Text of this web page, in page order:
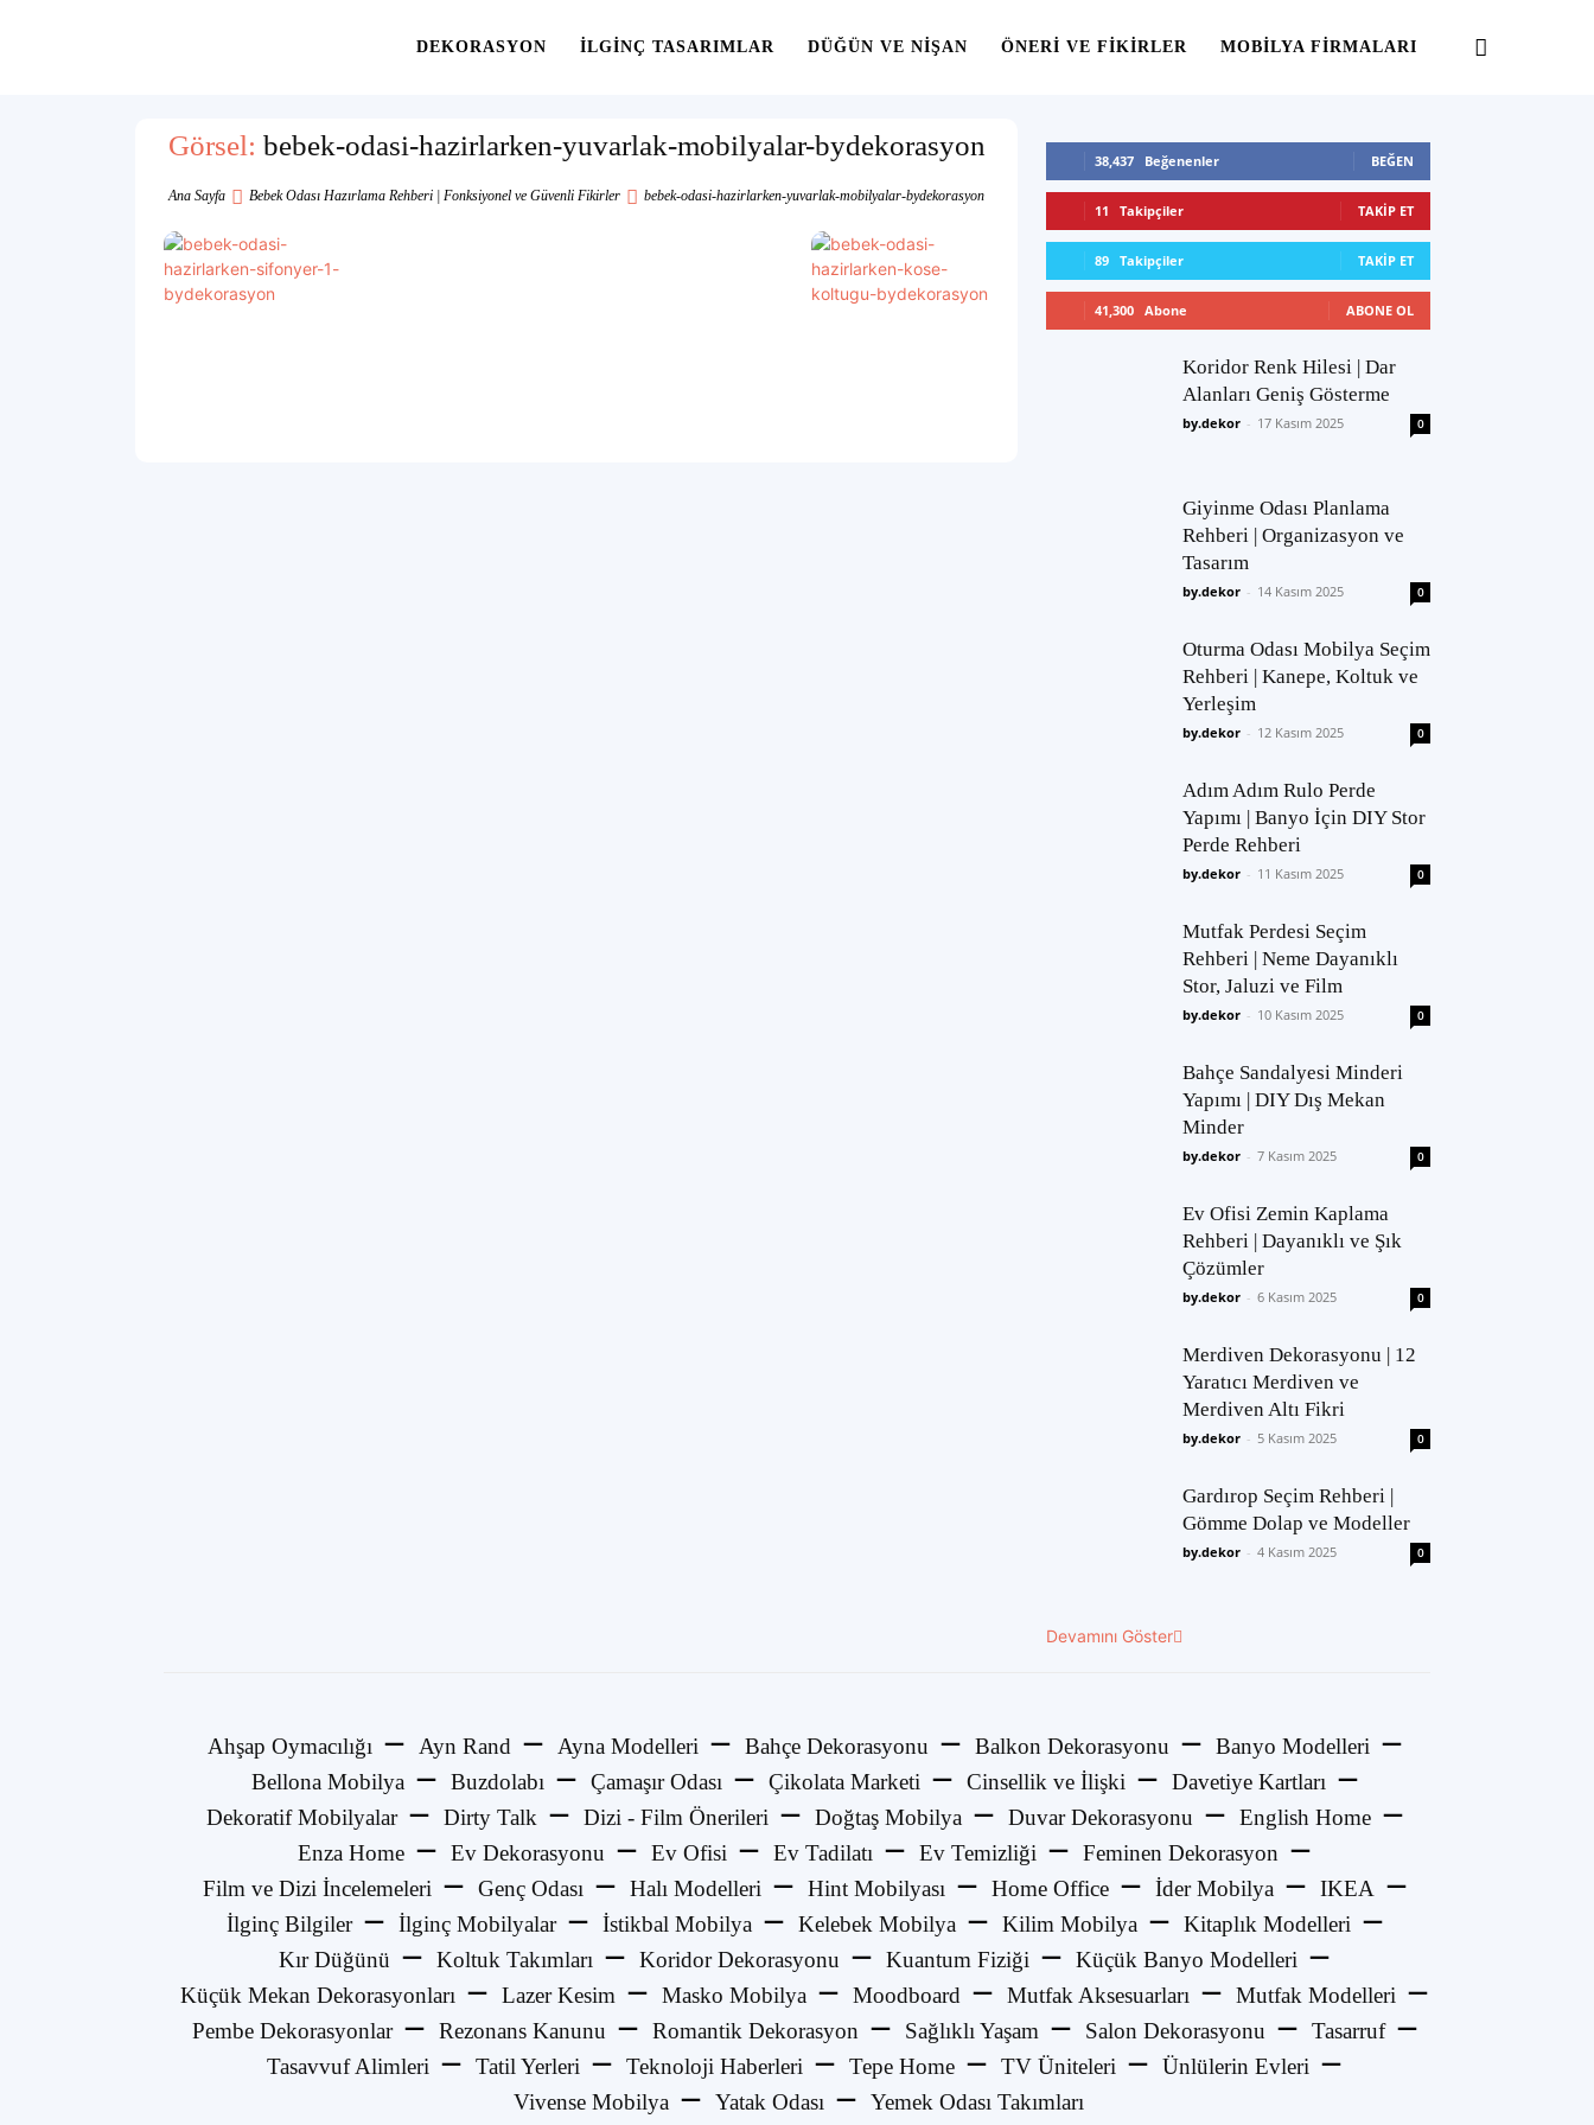
DEKORASYON İLGINÇ TASARIMLAR DÜĞÜN VE NIŞAN ÖNERI VE FIKIRLER MOBILYA FIRMALARI
Görsel: bebek-odasi-hazirlarken-yuvarlak-mobilyalar-bydekorasyon
Ana Sayfa Bebek Odası Hazırlama Rehberi | Fonksiyonel ve Güvenli Fikirler bebek-odasi-hazirlarken-yuvarlak-mobilyalar-bydekorasyon
38,437 Beğenenler BEĞEN
11 Takipçiler TAKIP ET
89 Takipçiler TAKIP ET
41,300 Abone ABONE OL
Koridor Renk Hilesi | Dar
Alanları Geniş Gösterme
by.dekor - 17 Kasım 2025 0
Giyinme Odası Planlama
Rehberi | Organizasyon ve
Tasarım
by.dekor - 14 Kasım 2025 0
Oturma Odası Mobilya Seçim
Rehberi | Kanepe, Koltuk ve
Yerleşim
by.dekor - 12 Kasım 2025 0
Adım Adım Rulo Perde
Yapımı | Banyo İçin DIY Stor
Perde Rehberi
by.dekor - 11 Kasım 2025 0
Mutfak Perdesi Seçim
Rehberi | Neme Dayanıklı
Stor, Jaluzi ve Film
by.dekor - 10 Kasım 2025 0
Bahçe Sandalyesi Minderi
Yapımı | DIY Dış Mekan
Minder
by.dekor - 7 Kasım 2025 0
Ev Ofisi Zemin Kaplama
Rehberi | Dayanıklı ve Şık
Çözümler
by.dekor - 6 Kasım 2025 0
Merdiven Dekorasyonu | 12
Yaratıcı Merdiven ve
Merdiven Altı Fikri
by.dekor - 5 Kasım 2025 0
Gardırop Seçim Rehberi |
Gömme Dolap ve Modeller
by.dekor - 4 Kasım 2025 0
Devamını Göster
Ahşap Oymacılığı Ayn Rand Ayna Modelleri Bahçe Dekorasyonu Balkon Dekorasyonu
Banyo Modelleri
Bellona Mobilya
Buzdolabı Çamaşır Odası Çikolata Marketi Cinsellik ve İlişki
Davetiye Kartları
Dekoratif Mobilyalar
Dirty Talk Dizi - Film Önerileri Doğtaş Mobilya Duvar Dekorasyonu
English Home
Enza Home
Ev Dekorasyonu Ev Ofisi Ev Tadilatı Ev Temizliği
Feminen Dekorasyon
Film ve Dizi İncelemeleri
Genç Odası Halı Modelleri Hint Mobilyası Home Office İder Mobilya
IKEA
İlginç Bilgiler
İlginç Mobilyalar İstikbal Mobilya Kelebek Mobilya Kilim Mobilya
Kitaplık Modelleri
Kır Düğünü
Koltuk Takımları Koridor Dekorasyonu Kuantum Fiziği
Küçük Banyo Modelleri
Küçük Mekan Dekorasyonları
Lazer Kesim Masko Mobilya Moodboard Mutfak Aksesuarları
Mutfak Modelleri
Pembe Dekorasyonlar
Rezonans Kanunu Romantik Dekorasyon Sağlıklı Yaşam Salon Dekorasyonu
Tasarruf
Tasavvuf Alimleri
Tatil Yerleri Teknoloji Haberleri Tepe Home TV Üniteleri
Ünlülerin Evleri
Vivense Mobilya
Yatak Odası Yemek Odası Takımları